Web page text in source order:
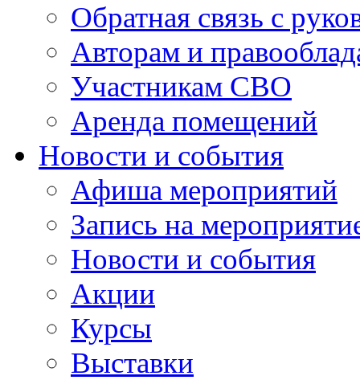
Обратная связь с
Авторам и
Участникам СВО
Аренда помещений
Новости и события
Афиша мероприятий
Запись на
Новости и события
Акции
Курсы
Выставки